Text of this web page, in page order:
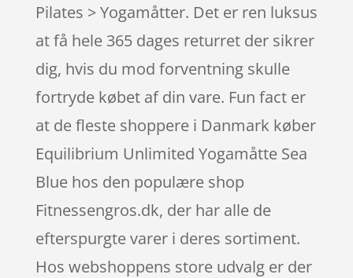
Pilates > Yogamåtter. Det er ren luksus
at få hele 365 dages returret der sikrer
dig, hvis du mod forventning skulle
fortryde købet af din vare. Fun fact er
at de fleste shoppere i Danmark køber
Equilibrium Unlimited Yogamåtte Sea
Blue hos den populære shop
Fitnessengros.dk, der har alle de
efterspurgte varer i deres sortiment.
Hos webshoppens store udvalg er der